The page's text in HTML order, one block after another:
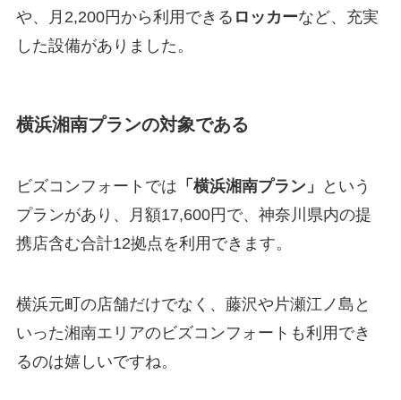
や、月2,200円から利用できる ロッカーなど、充実
した設備がありました。
横浜湘南プランの対象である
ビズコンフォートでは 「横浜湘南プラン」
という
プランがあり、月額17,600円で、神奈川県内の提
携店含む合計12拠点を利用できます。
横浜元町の店舗だけでなく、藤沢や片瀬江ノ島と
いった湘南エリアのビズコンフォートも利用でき
るのは嬉しいですね。